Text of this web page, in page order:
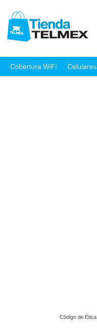
Cobertura WiFi Celulares
Código de Ética